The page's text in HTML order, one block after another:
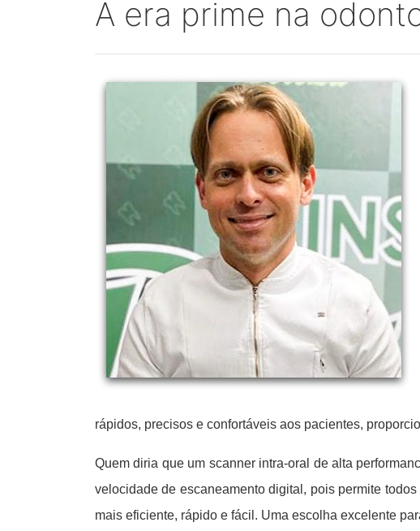
A era prime na
rápidos, precisos e confortáveis aos pacientes,
Quem diria que um scanner intra-oral de alta
velocidade de escaneamento digital, pois permite
mais eficiente, rápido e fácil. Uma escolha excelente